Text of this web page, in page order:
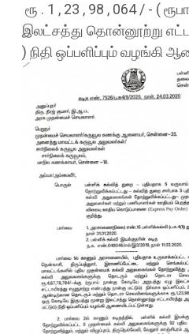
ரூ . 1 , 23 , 98 , 064 / - (
இலட்சத்து தொன்னூற்று
) நிதி ஒப்பளிப்பும் வழங்கி